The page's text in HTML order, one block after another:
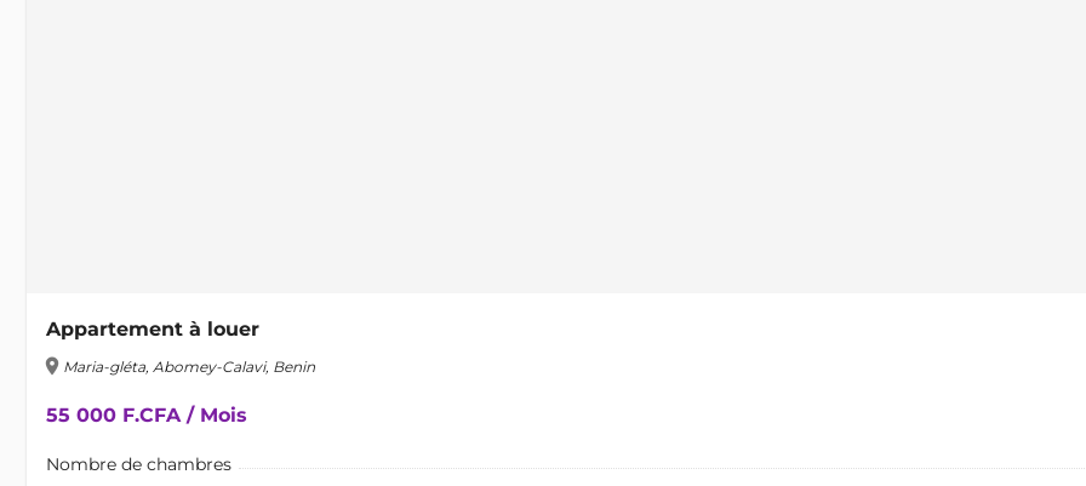
Appartement à louer
location_on Maria-gléta, Abomey-Calavi, Benin
55 000 F.CFA / Mois
Nombre de chambres